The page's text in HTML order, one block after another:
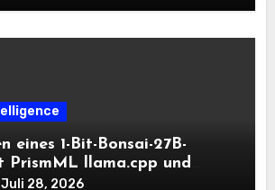
eines 1-Bit-Bonsai-27B-
PrismML llama.cpp und
lokalen Inferenz-
Juli 28, 2026